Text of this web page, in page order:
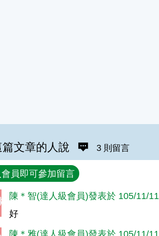
文章的人說 3 則留言
員即可參加留言
陳＊智(達人級會員)發表於 105/11/11
好
陳＊雅(達人級會員)發表於 105/11/11